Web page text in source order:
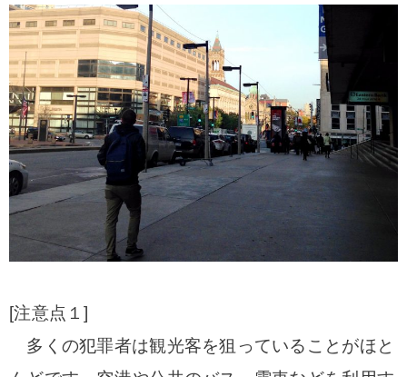
[注意点１]
多くの犯罪者は観光客を狙っていることがほと